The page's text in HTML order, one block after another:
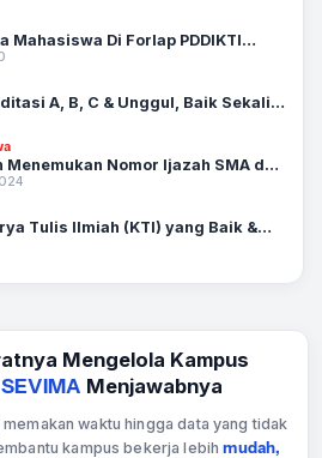
Mahasiswa Di Forlap PDDIKTI
A, B, C & Unggul, Baik Sekali,
Terakreditasi?
Menemukan Nomor Ijazah SMA dan
Tulis Ilmiah (KTI) yang Baik &
Mengelola Kampus
SEVIMA Menjawabnya
waktu hingga data yang tidak
kampus bekerja lebihmudah,